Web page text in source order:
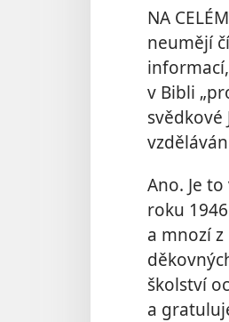
NA
neumějí
v Bibli
Ano. Je
roku
a mnozí
školství
a